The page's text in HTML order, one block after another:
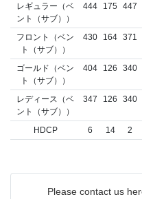
レギュラー（ベ
ント（サブ））
444 175 447
フロント（ベン
ト（サブ））
430 164 371
ゴールド（ベン
ト（サブ））
404 126 340
レディース（ベ
ント（サブ））
347 126 340
HDCP 6 14 2
Please contact us